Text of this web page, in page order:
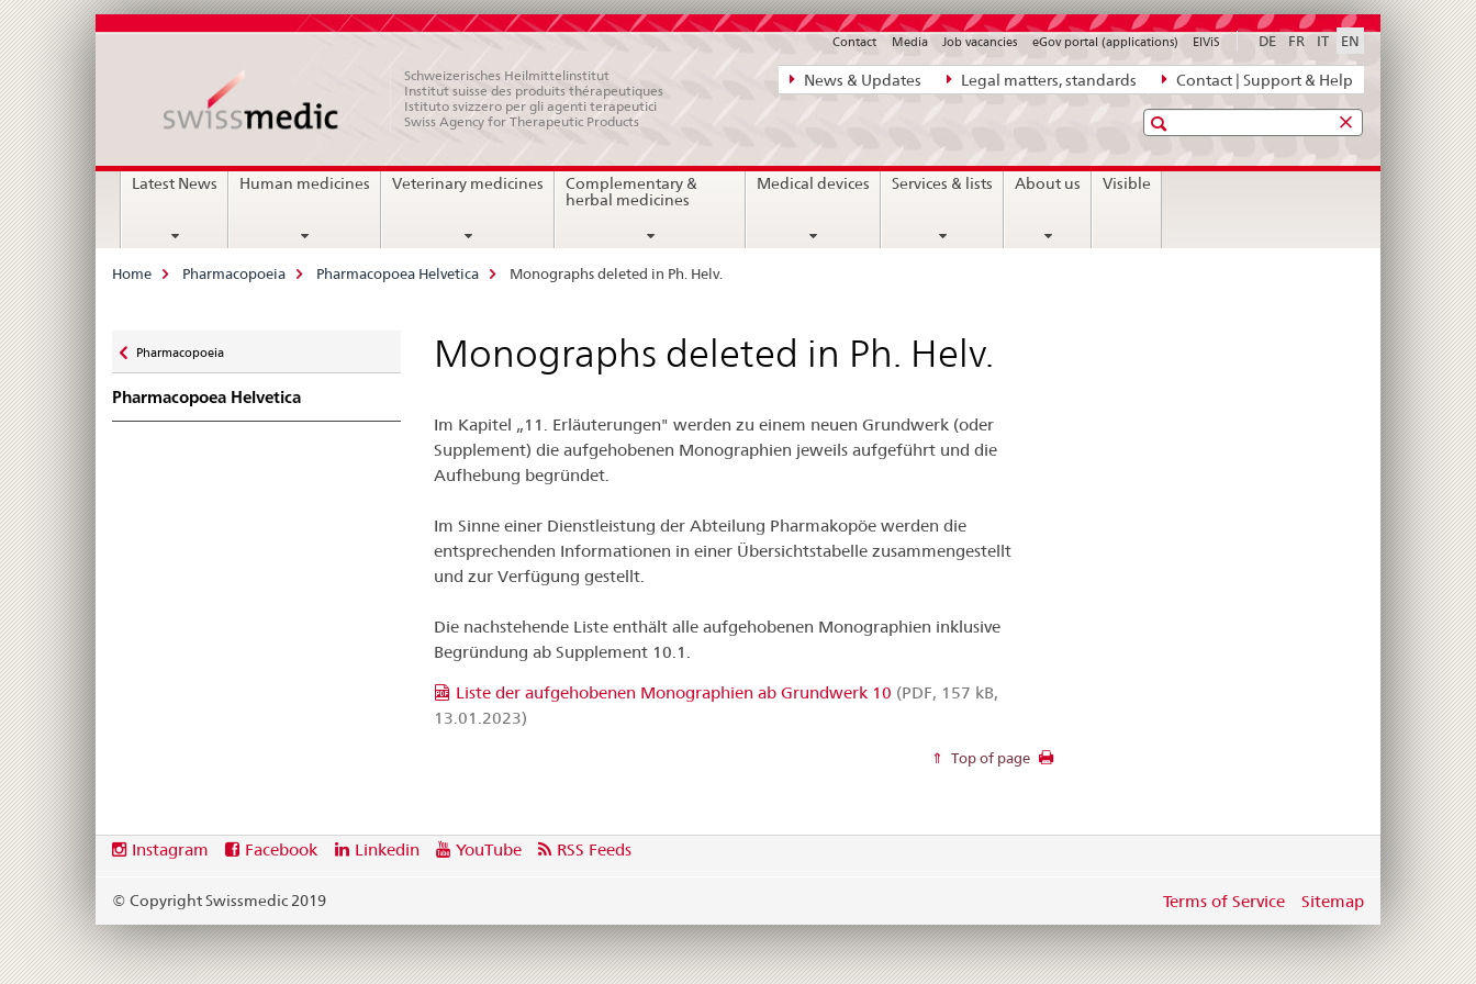
Direct
navigation:
legal
matters,
News & Updates Legal matters, standards Contact | Support & Help
DE FR IT EN
Contact Media Job vacancies eGov portal (applications) ElViS
Schweizerisches Heilmittelinstitut
Institut suisse des produits thérapeutiques
Istituto svizzero per gli agenti terapeutici
Swiss Agency for Therapeutic Products
Search
MainLatest News Human medicines Veterinary medicines
Complementary &
herbal medicines
Medical devices Services & lists About us Visible
Breadcrumb
Home Pharmacopoeia Pharmacopoea Helvetica Monographs deleted in Ph. Helv.
zu
Pharmacopoeia
Pharmacopoea Helvetica
Monographs deleted in Ph. Helv.
Im Kapitel „11. Erläuterungen" werden zu einem neuen Grundwerk (oder
Supplement) die aufgehobenen Monographien jeweils aufgeführt und die
Aufhebung begründet.
Im Sinne einer Dienstleistung der Abteilung Pharmakopöe werden die
entsprechenden Informationen in einer Übersichtstabelle zusammengestellt
und zur Verfügung gestellt.
Die nachstehende Liste enthält alle aufgehobenen Monographien inklusive
Begründung ab Supplement 10.1.
Liste der aufgehobenen Monographien ab Grundwerk 10 (PDF, 157 kB,
13.01.2023)
Top of page
Footer
Social
links
Instagram Facebook Linkedin YouTube RSS Feeds
© Copyright Swissmedic 2019 Terms of Service Sitemap